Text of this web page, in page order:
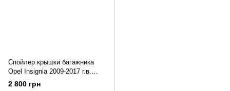
Спойлер крышки багажника
Opel Insignia 2009-2017 г.в.
седан
2 800 грн